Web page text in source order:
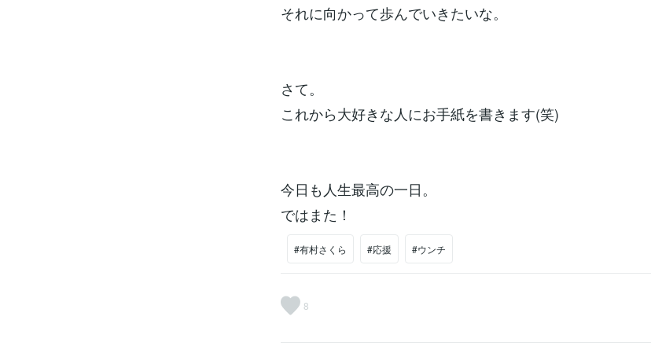
それに向かって歩んでいきたいな。
さて。
これから大好きな人にお手紙を書きます(笑)
今日も人生最高の一日。
ではまた！
#有村さくら #応援 #ウンチ
8